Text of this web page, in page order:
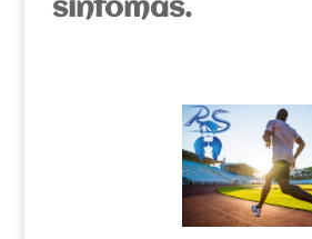
síntomas.